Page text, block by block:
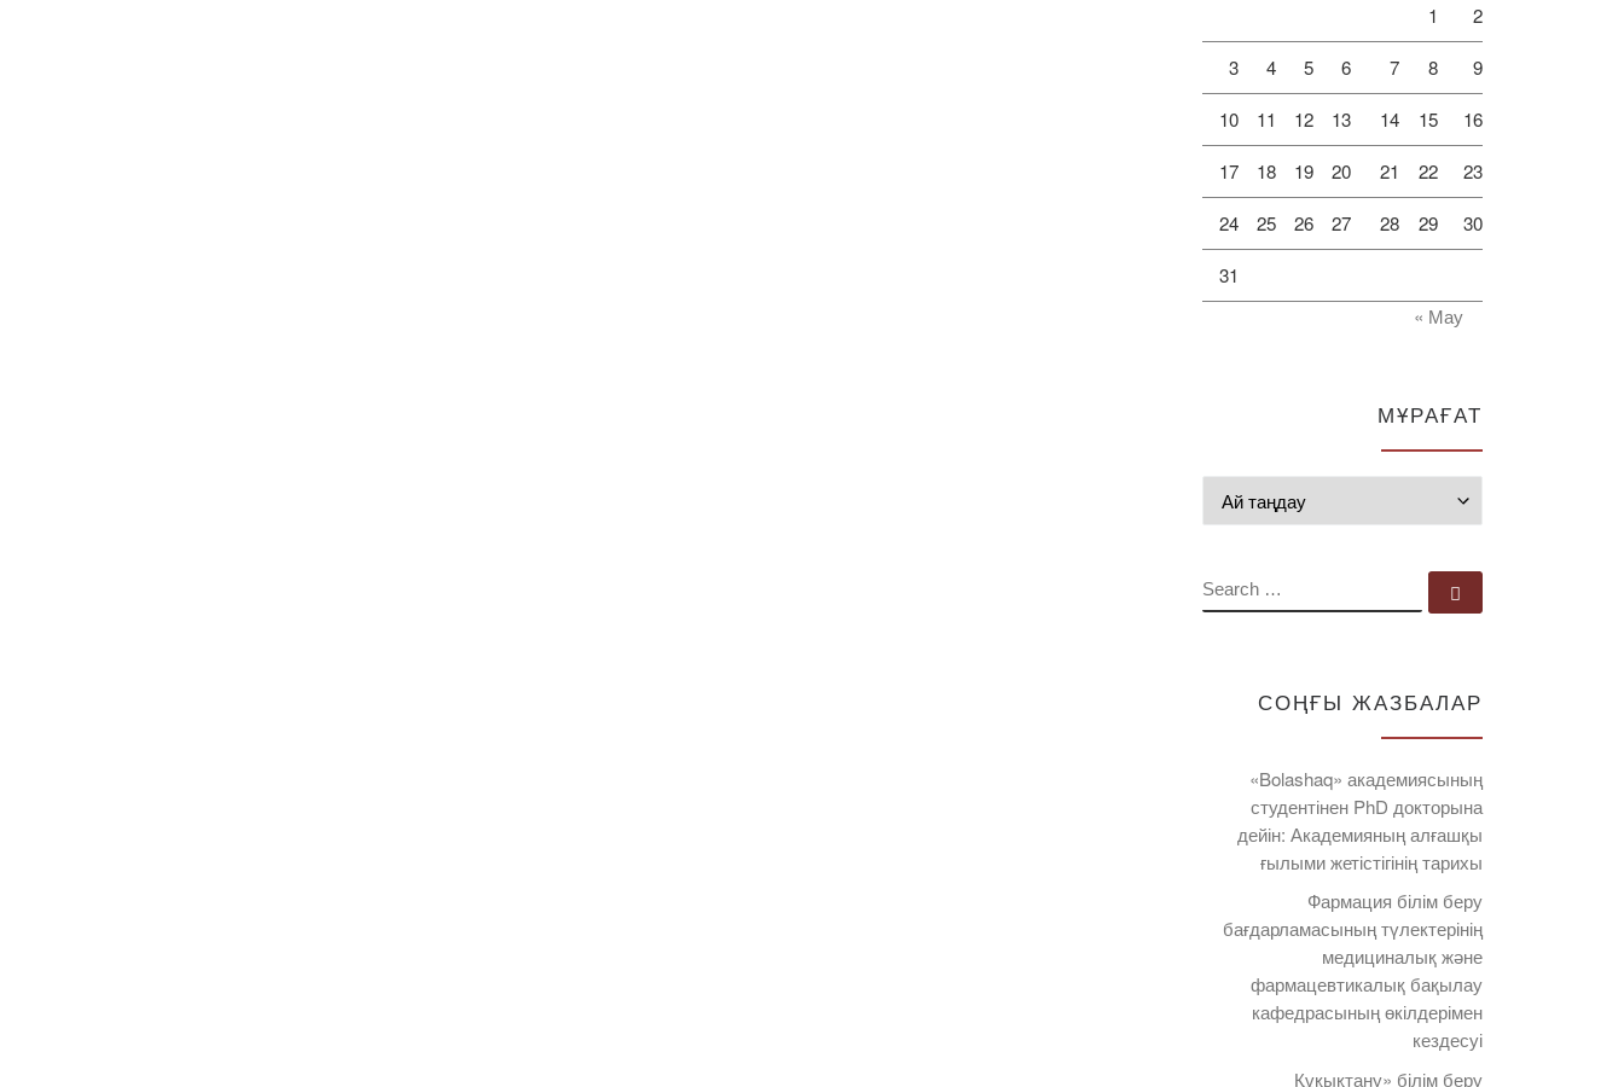
1 2
3 4 5 6 7 8 9
10 11 12 13 14 15 16
17 18 19 20 21 22 23
24 25 26 27 28 29 30
31
« Мау
МҰРАҒАТ
SEARCH
СОҢҒЫ ЖАЗБАЛАР
«Bolashaq» академиясының
студентінен PhD докторына
дейін: Академияның алғашқы
ғылыми жетістігінің тарихы
Фармация білім беру
бағдарламасының түлектерінің
медициналық және
фармацевтикалық бақылау
кафедрасының өкілдерімен
кездесуі
Құқықтану» білім беру